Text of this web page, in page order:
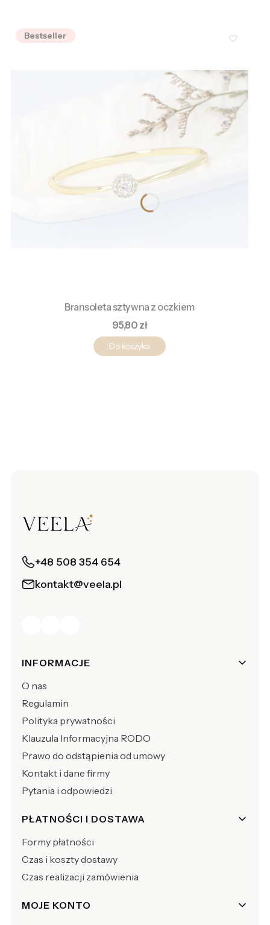
Bestseller
Bransoleta sztywna z oczkiem
Cena
95,80 zł
Do koszyka
+48 508 354 654
kontakt@veela.pl
Linki w stopce
INFORMACJE
O nas
Regulamin
Polityka prywatności
Klauzula Informacyjna RODO
Prawo do odstąpienia od umowy
Kontakt i dane firmy
Pytania i odpowiedzi
PŁATNOŚCI I DOSTAWA
Formy płatności
Czas i koszty dostawy
Czas realizacji zamówienia
MOJE KONTO